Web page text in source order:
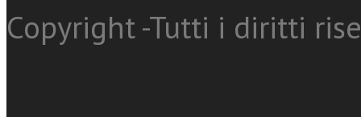
Copyright -Tutti i diritti